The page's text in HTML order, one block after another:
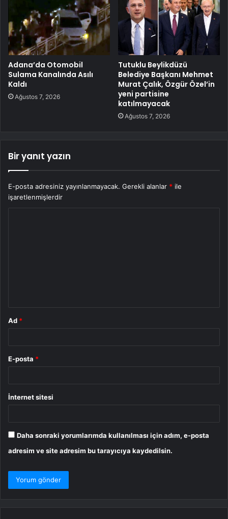
Adana’da Otomobil
Sulama Kanalında Asılı
Kaldı
Ağustos 7, 2026
Tutuklu Beylikdüzü
Belediye Başkanı Mehmet
Murat Çalık, Özgür Özel’in
yeni partisine
katılmayacak
Ağustos 7, 2026
Bir yanıt yazın
E-posta adresiniz yayınlanmayacak. Gerekli alanlar * ile
işaretlenmişlerdir
Ad *
E-posta *
İnternet sitesi
Daha sonraki yorumlarımda kullanılması için adım, e-posta
adresim ve site adresim bu tarayıcıya kaydedilsin.